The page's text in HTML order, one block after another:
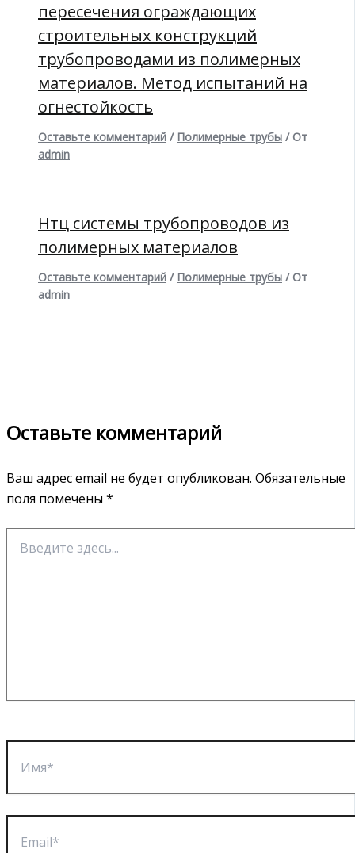
пересечения ограждающих
строительных конструкций
трубопроводами из полимерных
материалов. Метод испытаний на
огнестойкость
Оставьте комментарий / Полимерные трубы / От
admin
Нтц системы трубопроводов из
полимерных материалов
Оставьте комментарий / Полимерные трубы / От
admin
Оставьте комментарий
Ваш адрес email не будет опубликован. Обязательные
поля помечены *
здесь...
Имя*
Email*